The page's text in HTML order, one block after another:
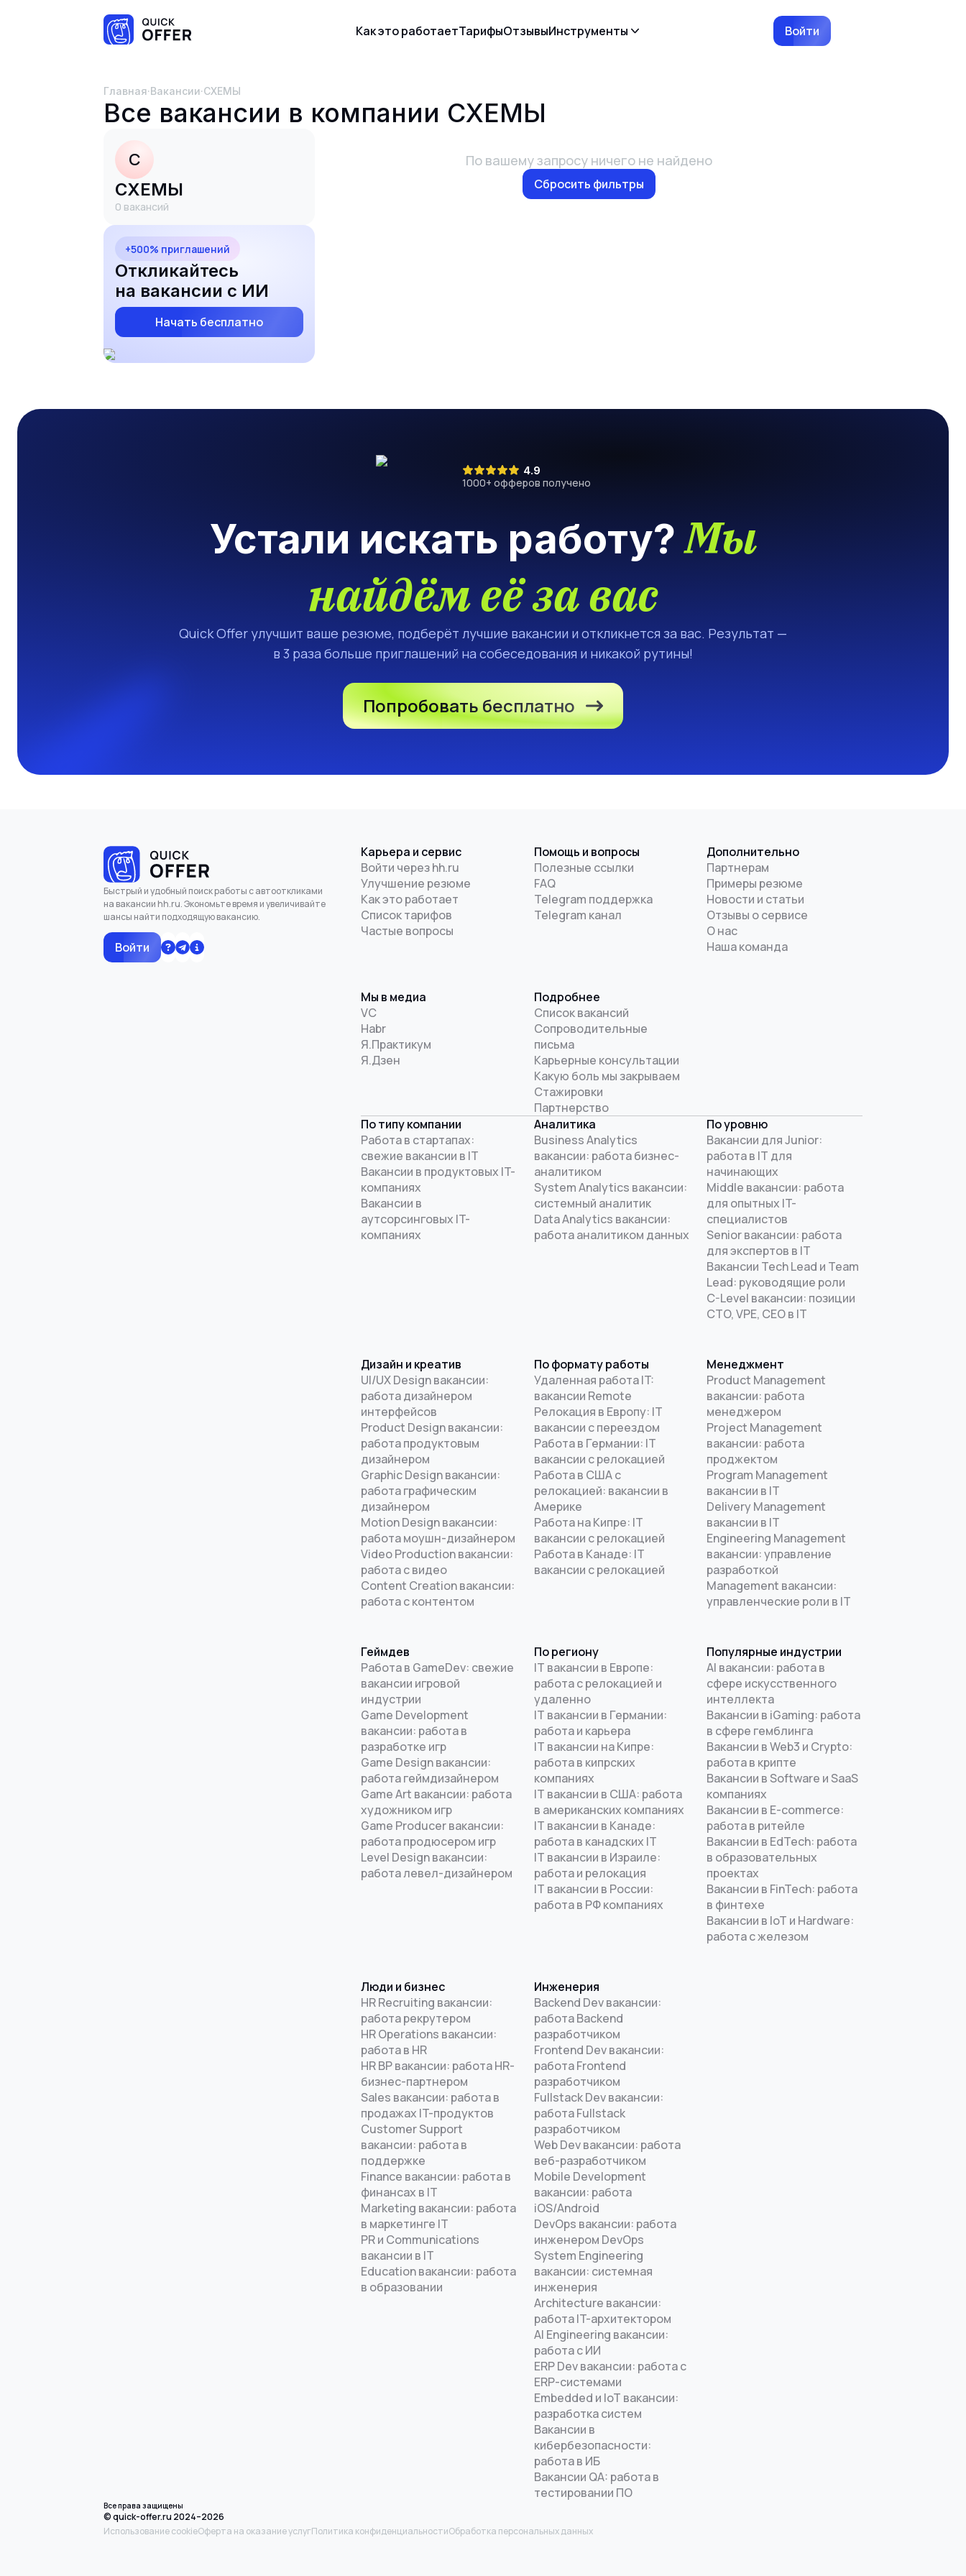
Как это работаетТарифыОтзывыИнструменты Войти
Главная·Вакансии· СХЕМЫ
Все вакансии в компании СХЕМЫ
С
СХЕМЫ
0 вакансий
+500% приглашений
Откликайтесь
на вакансии с ИИ
Начать бесплатно
По вашему запросу ничего не найдено
Сбросить фильтры
4.9
1000+ офферов получено
Устали искать работу?Мы
найдём её за вас
Quick Offer улучшит ваше резюме, подберёт лучшие вакансии и откликнется за вас. Результат —
в 3 раза больше приглашений на собеседования и никакой рутины!
Попробовать бесплатно
Быстрый и удобный поиск работы с автооткликами
на вакансии hh.ru. Экономьте время и увеличивайте
шансы найти подходящую вакансию.
Войти
Карьера и сервис
Войти через hh.ru
Улучшение резюме
Как это работает
Список тарифов
Частые вопросы
Помощь и вопросы
Полезные ссылки
FAQ
Telegram поддержка
Telegram канал
Дополнительно
Партнерам
Примеры резюме
Новости и статьи
Отзывы о сервисе
О нас
Наша команда
Мы в медиа
VC
Habr
Я.Практикум
Я.Дзен
Подробнее
Список вакансий
Сопроводительные
письма
Карьерные консультации
Какую боль мы закрываем
Стажировки
Партнерство
По типу компании
Работа в стартапах:
свежие вакансии в IT
Вакансии в продуктовых IT-
компаниях
Вакансии в
аутсорсинговых IT-
компаниях
Аналитика
Business Analytics
вакансии: работа бизнес-
аналитиком
System Analytics вакансии:
системный аналитик
Data Analytics вакансии:
работа аналитиком данных
По уровню
Вакансии для Junior:
работа в IT для
начинающих
Middle вакансии: работа
для опытных IT-
специалистов
Senior вакансии: работа
для экспертов в IT
Вакансии Tech Lead и Team
Lead: руководящие роли
C-Level вакансии: позиции
CTO, VPE, CEO в IT
Дизайн и креатив
UI/UX Design вакансии:
работа дизайнером
интерфейсов
Product Design вакансии:
работа продуктовым
дизайнером
Graphic Design вакансии:
работа графическим
дизайнером
Motion Design вакансии:
работа моушн-дизайнером
Video Production вакансии:
работа с видео
Content Creation вакансии:
работа с контентом
По формату работы
Удаленная работа IT:
вакансии Remote
Релокация в Европу: IT
вакансии с переездом
Работа в Германии: IT
вакансии с релокацией
Работа в США с
релокацией: вакансии в
Америке
Работа на Кипре: IT
вакансии с релокацией
Работа в Канаде: IT
вакансии с релокацией
Менеджмент
Product Management
вакансии: работа
менеджером
Project Management
вакансии: работа
проджектом
Program Management
вакансии в IT
Delivery Management
вакансии в IT
Engineering Management
вакансии: управление
разработкой
Management вакансии:
управленческие роли в IT
Геймдев
Работа в GameDev: свежие
вакансии игровой
индустрии
Game Development
вакансии: работа в
разработке игр
Game Design вакансии:
работа геймдизайнером
Game Art вакансии: работа
художником игр
Game Producer вакансии:
работа продюсером игр
Level Design вакансии:
работа левел-дизайнером
По региону
IT вакансии в Европе:
работа с релокацией и
удаленно
IT вакансии в Германии:
работа и карьера
IT вакансии на Кипре:
работа в кипрских
компаниях
IT вакансии в США: работа
в американских компаниях
IT вакансии в Канаде:
работа в канадских IT
IT вакансии в Израиле:
работа и релокация
IT вакансии в России:
работа в РФ компаниях
Популярные индустрии
AI вакансии: работа в
сфере искусственного
интеллекта
Вакансии в iGaming: работа
в сфере гемблинга
Вакансии в Web3 и Crypto:
работа в крипте
Вакансии в Software и SaaS
компаниях
Вакансии в E-commerce:
работа в ритейле
Вакансии в EdTech: работа
в образовательных
проектах
Вакансии в FinTech: работа
в финтехе
Вакансии в IoT и Hardware:
работа с железом
Люди и бизнес
HR Recruiting вакансии:
работа рекрутером
HR Operations вакансии:
работа в HR
HR BP вакансии: работа HR-
бизнес-партнером
Sales вакансии: работа в
продажах IT-продуктов
Customer Support
вакансии: работа в
поддержке
Finance вакансии: работа в
финансах в IT
Marketing вакансии: работа
в маркетинге IT
PR и Communications
вакансии в IT
Education вакансии: работа
в образовании
Инженерия
Backend Dev вакансии:
работа Backend
разработчиком
Frontend Dev вакансии:
работа Frontend
разработчиком
Fullstack Dev вакансии:
работа Fullstack
разработчиком
Web Dev вакансии: работа
веб-разработчиком
Mobile Development
вакансии: работа
iOS/Android
DevOps вакансии: работа
инженером DevOps
System Engineering
вакансии: системная
инженерия
Architecture вакансии:
работа IT-архитектором
AI Engineering вакансии:
работа с ИИ
ERP Dev вакансии: работа с
ERP-системами
Embedded и IoT вакансии:
разработка систем
Вакансии в
кибербезопасности:
работа в ИБ
Вакансии QA: работа в
тестировании ПО
Все права защищены
© quick-offer.ru 2024–2026
Использование cookieОферта на оказание услугПолитика конфиденциальностиОбработка персональных данных